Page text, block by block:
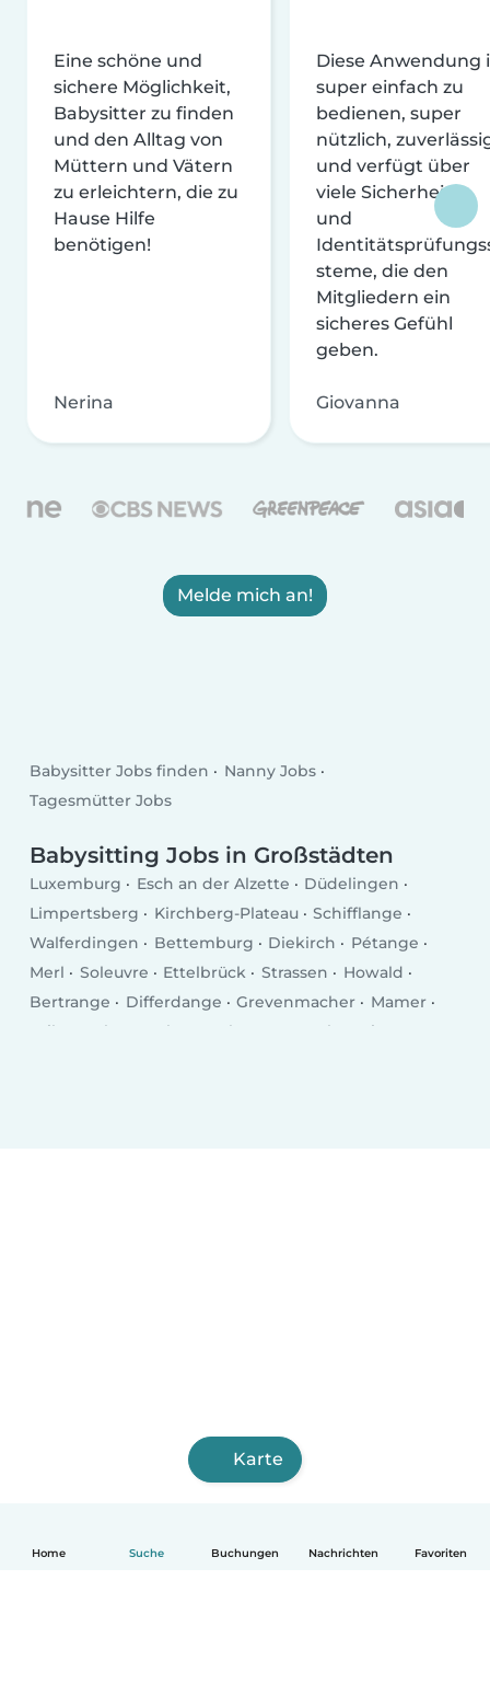
Home Suche Buchungen Nachrichten Favoriten
Eine schöne und
sichere Möglichkeit,
Babysitter zu finden
und den Alltag von
Müttern und Vätern
zu erleichtern, die zu
Hause Hilfe
benötigen!
Nerina
Diese Anwendung
super einfach zu
bedienen, super
nützlich,
und verfügt über
viele Sicherheits-
und
steme, die den
Mitgliedern ein
sicheres Gefühl
geben.
Giovanna
Melde mich an!
Babysitter Jobs finden
Nanny Jobs
Tagesmütter Jobs
Babysitting Jobs in Großstädten
Luxemburg Esch an der Alzette
Düdelingen
Limpertsberg
Kirchberg-Plateau
Schifflange
Walferdingen
Bettemburg Diekirch
Pétange
Merl
Soleuvre Ettelbrück Strassen
Howald
Bertrange
Differdange Grevenmacher
Mamer
Wiltz
Echternach Bascharage Kayl
Tetingen
Karte